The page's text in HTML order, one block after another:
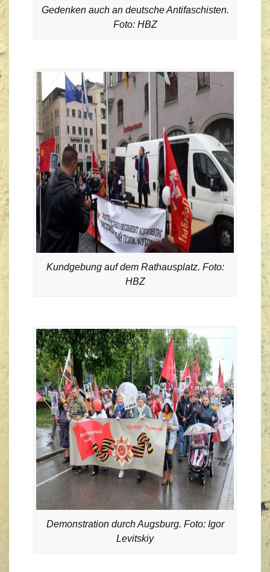
Gedenken auch an deutsche Antifaschisten.
Foto: HBZ
Kundgebung auf dem Rathausplatz. Foto:
HBZ
Demonstration durch Augsburg. Foto: Igor
Levitskiy